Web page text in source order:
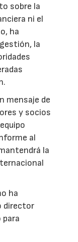
sobre la
ni el
ha
la
mensaje de
y socios
al
la
ha
director
para